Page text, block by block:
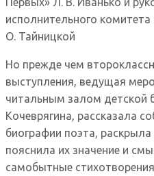
исполнительного
О. Тайницкой
Но прежде чем
выступления, ведущая
читальным залом детской
Кочеврягина, рассказала
биографии поэта, раскрыла
пояснила их значение и
самобытные